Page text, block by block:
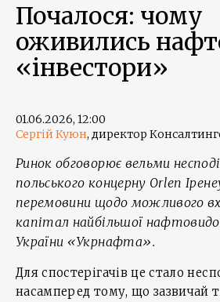
Почалося: чому
оживились
«інвестори»
01.06.2026, 12:00
Сергій Куюн, директор
​Ринок обговорює вельми
польського концерну Orlen
перемовини щодо можливого
капітал найбільшої
України «Укрнафта».
Для спостерігачів це стало
насамперед тому, що зазвичай